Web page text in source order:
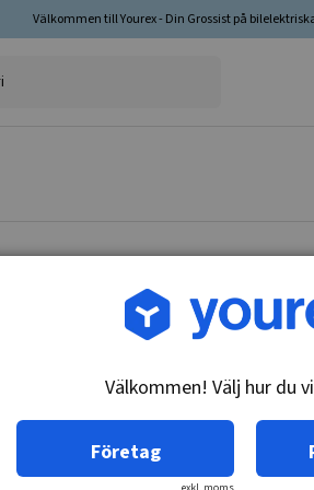
Välkommen till Yourex - Din Grossist på
Artikelnr: 43-101-0010
Välkommen! Välj hur du
Företag